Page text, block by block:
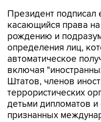
Президент подписал
касающийся права
рождению и
определения лиц,
автоматическое
включая
Штатов, членов
террористических
детьми дипломатов и
признанных